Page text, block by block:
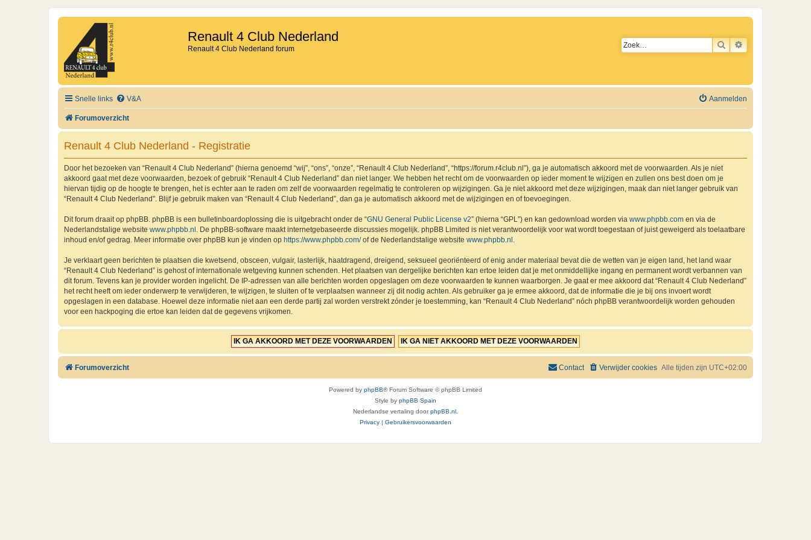
Renault 4 Club Nederland
Renault 4 Club Nederland forum ZOEKUITGEBREID
Snelle links V&A Aanmelden
Forumoverzicht
Renault 4 Club Nederland - Registratie
Door het bezoeken van “Renault 4 Club Nederland” (hierna genoemd “wij”, “ons”, “onze”, “Renault 4 Club Nederland”, “https://forum.r4club.nl”), ga je automatisch akkoord met de voorwaarden. Als je niet
akkoord gaat met deze voorwaarden, bezoek of gebruik “Renault 4 Club Nederland” dan niet langer. We hebben het recht om de voorwaarden op ieder moment te wijzigen en zullen ons best doen om je
hiervan tijdig op de hoogte te brengen, het is echter aan te raden om zelf de voorwaarden regelmatig te controleren op wijzigingen. Ga je niet akkoord met deze wijzigingen, maak dan niet langer gebruik van
“Renault 4 Club Nederland”. Blijf je gebruik maken van “Renault 4 Club Nederland”, dan ga je automatisch akkoord met de wijzigingen en of toevoegingen.
Dit forum draait op phpBB. phpBB is een bulletinboardoplossing die is uitgebracht onder de “GNU General Public License v2” (hierna “GPL”) en kan gedownload worden via www.phpbb.com en via de
Nederlandstalige website www.phpbb.nl . De phpBB-software maakt internetgebaseerde discussies mogelijk. phpBB Limited is niet verantwoordelijk voor wat wordt toegestaan of juist geweigerd als toelaatbare
inhoud en/of gedrag. Meer informatie over phpBB kun je vinden op https://www.phpbb.com/of de Nederlandstalige website www.phpbb.nl .
Je verklaart geen berichten te plaatsen die kwetsend, obsceen, vulgair, lasterlijk, haatdragend, dreigend, seksueel georiënteerd of enig ander materiaal bevat die de wetten van je eigen land, het land waar
“Renault 4 Club Nederland” is gehost of internationale wetgeving kunnen schenden. Het plaatsen van dergelijke berichten kan ertoe leiden dat je met onmiddellijke ingang en permanent wordt verbannen van
dit forum. Tevens kan je provider worden ingelicht. De IP-adressen van alle berichten worden opgeslagen om deze voorwaarden te kunnen waarborgen. Je gaat er mee akkoord dat “Renault 4 Club Nederland”
het recht heeft om ieder onderwerp te verwijderen, te wijzigen, te sluiten of te verplaatsen wanneer zij dit nodig achten. Als gebruiker ga je ermee akkoord, dat de informatie die je bij ons invoert wordt
opgeslagen in een database. Hoewel deze informatie niet aan een derde partij zal worden verstrekt zónder je toestemming, kan “Renault 4 Club Nederland” nóch phpBB verantwoordelijk worden gehouden
voor een hackpoging die ertoe kan leiden dat de gegevens vrijkomen.
Forumoverzicht Alle tijden zijn UTC+02:00
Verwijder cookies
Contact
Powered by phpBB® Forum Software © phpBB Limited
Style by phpBB Spain
Nederlandse vertaling doorphpBB.nl .
Privacy
Gebruikersvoorwaarden